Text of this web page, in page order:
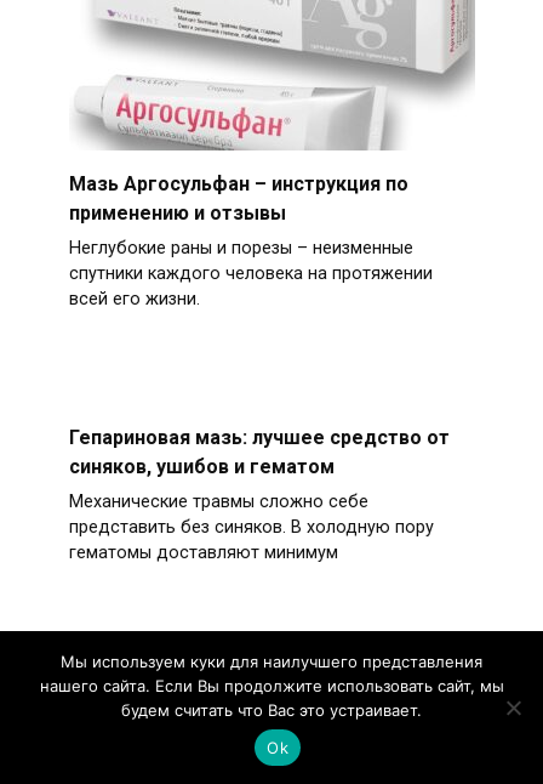
Мазь Аргосульфан – инструкция по
применению и отзывы
Неглубокие раны и порезы – неизменные
спутники каждого человека на протяжении
всей его жизни.
Гепариновая мазь: лучшее средство от
синяков, ушибов и гематом
Механические травмы сложно себе
представить без синяков. В холодную пору
гематомы доставляют минимум
Выбираем мазь для десен –
эффективные средства для лечения
кровоточивости и воспаления
Мы используем куки для наилучшего представления
нашего сайта. Если Вы продолжите использовать сайт, мы
будем считать что Вас это устраивает.
Ok